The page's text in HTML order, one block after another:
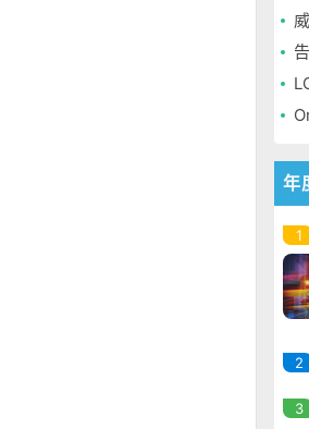
年
1
2
3